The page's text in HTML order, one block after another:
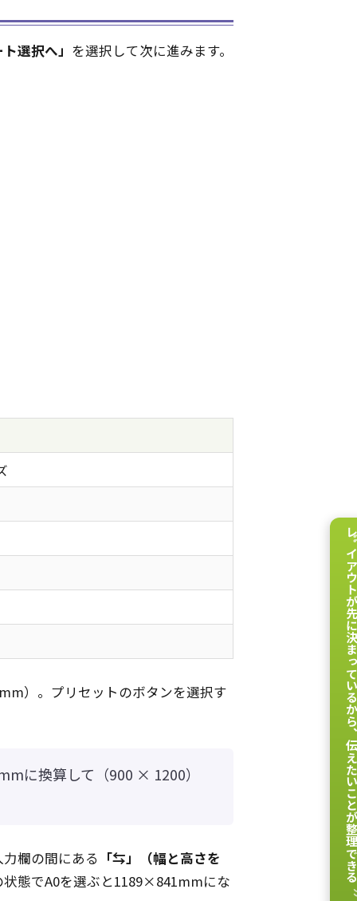
選択へ」 を選択して次に進みます。
）。プリセットのボタンを選択す
に換算して（900 × 1200）
欄の間にある 「⇆」（幅と高さを
態でA0を選ぶと1189×841mmにな
レイアウトが
伝えたい